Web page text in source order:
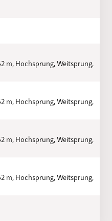
m, Hochsprung, Weitsprung,
m, Hochsprung, Weitsprung,
m, Hochsprung, Weitsprung,
m, Hochsprung, Weitsprung,